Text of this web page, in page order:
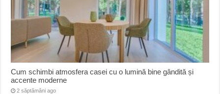
Cum schimbi atmosfera casei cu o lumină bine gândită și
accente moderne
2 săptămâni ago